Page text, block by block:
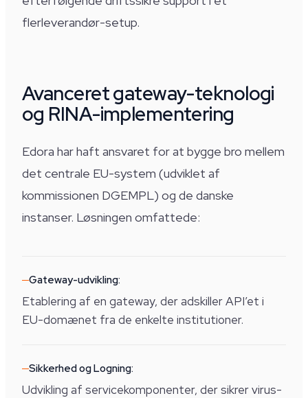
flerleverandør-setup.
Avanceret gateway-teknologi
og RINA-implementering
Edora har haft ansvaret for at bygge bro mellem
det centrale EU-system (udviklet af
kommissionen DGEMPL) og de danske
instanser. Løsningen omfattede:
Gateway-udvikling:
Etablering af en gateway, der adskiller API’et i
EU-domænet fra de enkelte institutioner.
Sikkerhed og Logning:
Udvikling af servicekomponenter, der sikrer virus-